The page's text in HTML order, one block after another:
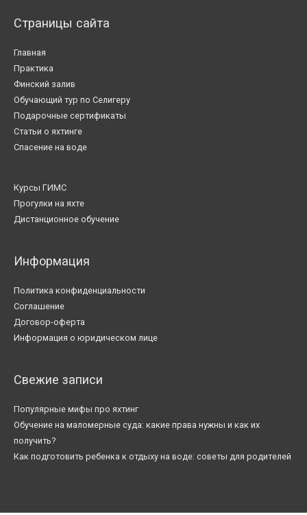
Страницы сайта
Главная
Практика
Финский залив
Обучающий тур по Селигеру
Подарочные сертификаты
Статьи о яхтинге
Спасение на воде
Курсы ГИМС
Прогулки на яхте
Дистанционное обучение
Информация
Политика конфиденциальности
Соглашение
Договор-оферта
Информация о юридическом лице
Свежие записи
Популярные мифы про яхтинг
Обучение на маломерные суда: какие права нужны и как их
получить?
Как подготовить ребенка к отдыху на воде: советы для родителей